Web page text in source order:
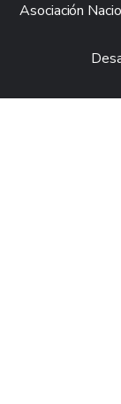
Asociación